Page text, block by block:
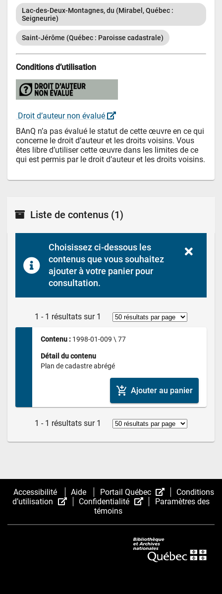
Lac-des-Deux-Montagnes, du (Mirabel, Québec :
Seigneurie)
Saint-Jérôme (Québec : Paroisse cadastrale)
Conditions d’utilisation
Droit d’auteur non évalué
BAnQ n’a pas évalué le statut de cette œuvre en ce qui
concerne le droit d’auteur et les droits voisins. Vous
êtes libre d’utiliser cette œuvre dans les limites de ce
qui est permis par le droit d’auteur et les droits voisins.
Liste de contenus (1)
Choisissez ci-dessous les
contenus que vous souhaitez
ajouter à votre panier pour
consultation.
1 - 1 résultats sur 1
Contenu : 1998-01-009 \ 77
Détail du contenu
Plan de cadastre abrégé
add_shopping_cart Ajouter au panier
1 - 1 résultats sur 1
Accessibilité Aide Portail Québec
(Cet
hyperlien
nouvelle
fenêtre.)
Conditions
d’utilisation
(Cet
hyperlien
Confidentialité
(Cet
une
nouvelle
fenêtre.)
Paramètres des
témoins